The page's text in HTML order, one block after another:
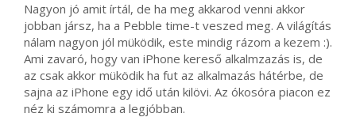
Nagyon jó amit írtál, de ha meg akkarod venni akkor
jobban jársz, ha a Pebble time-t veszed meg. A világítás
nálam nagyon jól müködik, este mindig rázom a kezem :).
Ami zavaró, hogy van iPhone kereső alkalmzazás is, de
az csak akkor müködik ha fut az alkalmazás hátérbe, de
sajna az iPhone egy idő után kilövi. Az ókosóra piacon ez
néz ki számomra a legjóbban.